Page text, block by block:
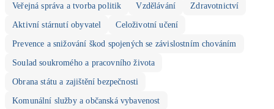
Veřejná správa a tvorba politik Vzdělávání Zdravotnictví
Aktivní stárnutí obyvatel Celoživotní učení
Prevence a snižování škod spojených se závislostním chováním
Soulad soukromého a pracovního života
Obrana státu a zajištění bezpečnosti
Komunální služby a občanská vybavenost